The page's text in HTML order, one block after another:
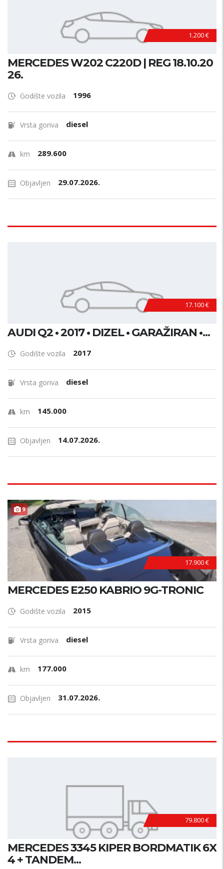
1.200 €
MERCEDES W202 C220D | REG 18.10.20
26.
Godište vozila 1996
Vrsta goriva diesel
km 289.600
Objavljen 29.07.2026.
17.100 €
AUDI Q2 • 2017 • DIZEL • GARAŽIRAN •...
Godište vozila 2017
Vrsta goriva diesel
km 145.000
Objavljen 14.07.2026.
9
17.900 €
MERCEDES E250 KABRIO 9G-TRONIC
Godište vozila 2015
Vrsta goriva diesel
km 177.000
Objavljen 31.07.2026.
79.800 €
MERCEDES 3345 KIPER BORDMATIK 6X
4 + TANDEM...